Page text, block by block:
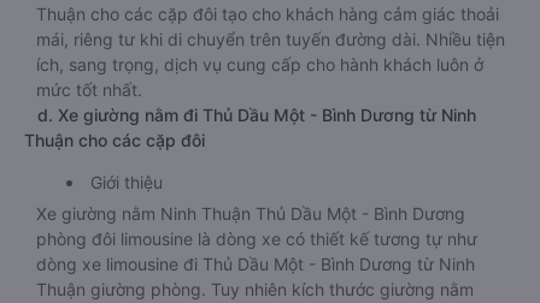
Thuận cho các cặp đôi tạo cho khách hàng cảm giác thoải
mái, riêng tư khi di chuyển trên tuyến đường dài. Nhiều tiện
ích, sang trọng, dịch vụ cung cấp cho hành khách luôn ở
mức tốt nhất.
d. Xe giường nằm đi Thủ Dầu Một - Bình Dương từ Ninh
Thuận cho các cặp đôi
Giới thiệu
Xe giường nằm Ninh Thuận Thủ Dầu Một - Bình Dương
phòng đôi limousine là dòng xe có thiết kế tương tự như
dòng xe limousine đi Thủ Dầu Một - Bình Dương từ Ninh
Thuận giường phòng. Tuy nhiên kích thước giường nằm